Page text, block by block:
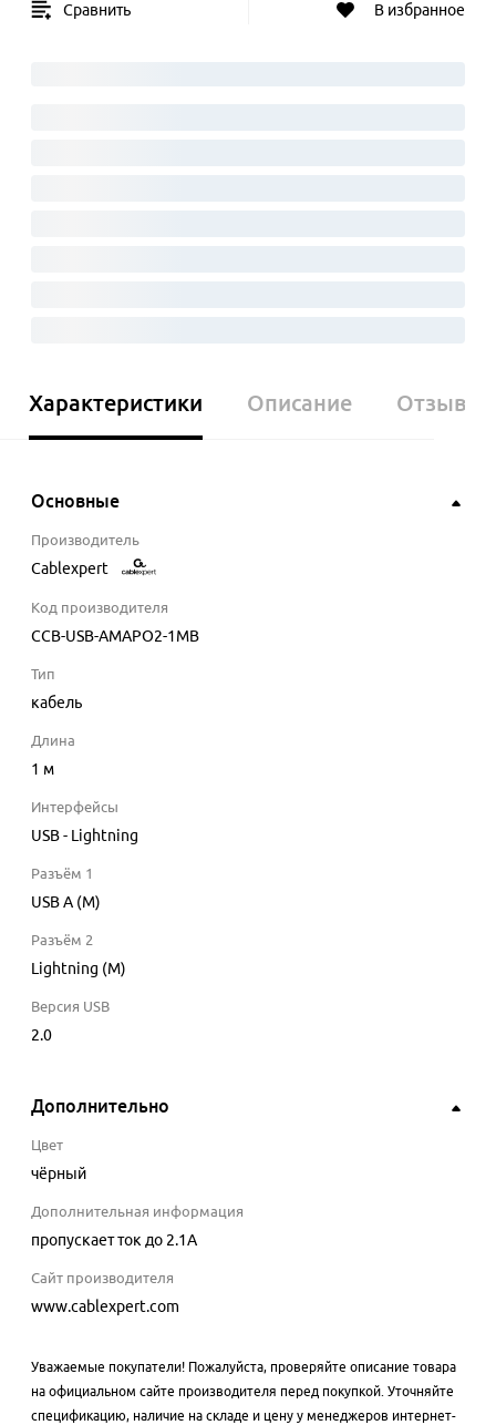
Сравнить В избранное
Характеристики Описание Отзывы
Основные
Производитель
Cablexpert
Код производителя
CCB-USB-AMAPO2-1MB
Тип
кабель
Длина
1 м
Интерфейсы
USB - Lightning
Разъём 1
USB A (M)
Разъём 2
Lightning (M)
Версия USB
2.0
Дополнительно
Цвет
чёрный
Дополнительная информация
пропускает ток до 2.1A
Сайт производителя
www.cablexpert.com
Уважаемые покупатели! Пожалуйста, проверяйте описание товара
на официальном сайте производителя перед покупкой. Уточняйте
спецификацию, наличие на складе и цену у менеджеров интернет-